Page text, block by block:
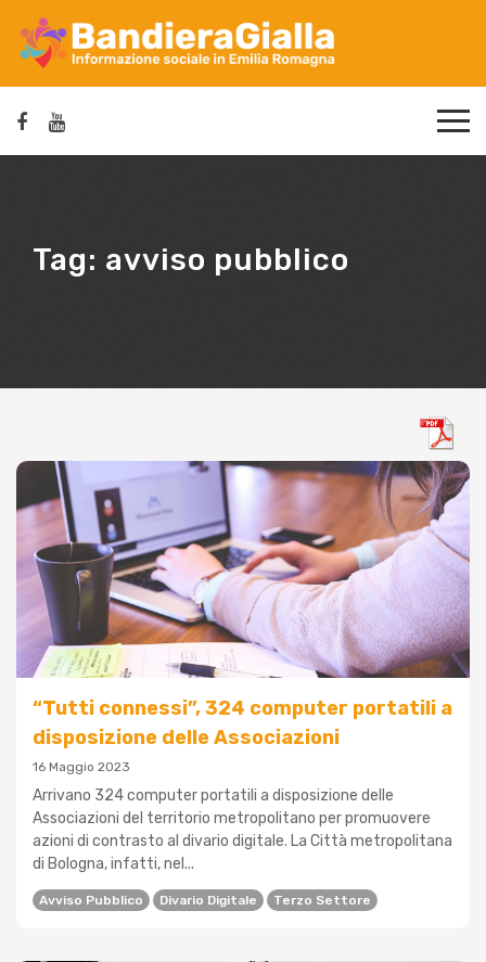
Tag: avviso pubblico
“Tutti connessi”, 324 computer portatili a
disposizione delle Associazioni
16 Maggio 2023
Arrivano 324 computer portatili a disposizione delle
Associazioni del territorio metropolitano per promuovere
azioni di contrasto al divario digitale. La Città metropolitana
di Bologna, infatti, nel...
Avviso Pubblico Divario Digitale Terzo Settore